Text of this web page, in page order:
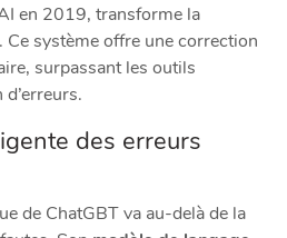
en 2019, transforme la
Ce système offre une correction
surpassant les outils
des erreurs
de ChatGBT va au-delà de la